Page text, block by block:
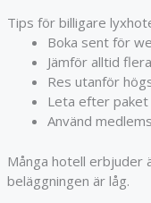
Tips för billigare
Boka sent för
Jämför alltid
Res utanför
Leta efter
Använd
Många hotell erbjuder
beläggningen är låg.